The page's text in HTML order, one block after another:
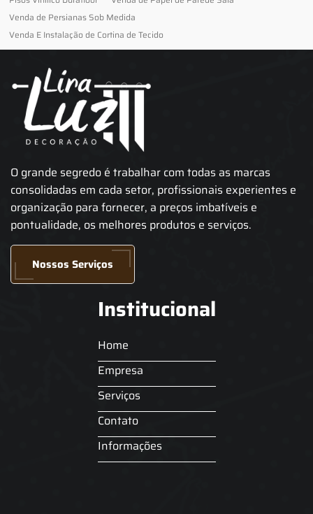
Venda de Persianas Sob Medida
Venda E Instalação de Cortina de Tecido
O grande segredo é trabalhar com todas as marcas
consolidadas em cada setor, profissionais experientes e
organização para fornecer, a preços imbatíveis e
pontualidade, os melhores produtos e serviços.
Nossos Serviços
Institucional
Home
Empresa
Serviços
Contato
Informações